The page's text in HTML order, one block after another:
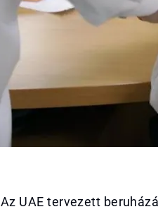
Az UAE tervezett